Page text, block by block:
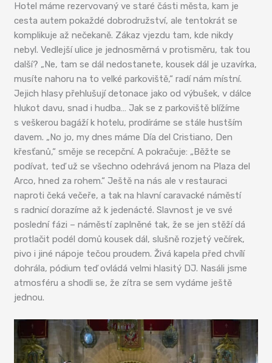
Hotel máme rezervovaný ve staré části města, kam je
cesta autem pokaždé dobrodružství, ale tentokrát se
komplikuje až nečekaně. Zákaz vjezdu tam, kde nikdy
nebyl. Vedlejší ulice je jednosměrná v protisměru, tak tou
další? „Ne, tam se dál nedostanete, kousek dál je uzavírka,
musíte nahoru na to velké parkoviště,“ radí nám místní.
Jejich hlasy přehlušují detonace jako od výbušek, v dálce
hlukot davu, snad i hudba… Jak se z parkoviště blížíme
s veškerou bagáží k hotelu, prodíráme se stále hustším
davem. „No jo, my dnes máme Día del Cristiano, Den
křesťanů,“ směje se recepční. A pokračuje: „Běžte se
podívat, teď už se všechno odehrává jenom na Plaza del
Arco, hned za rohem.“ Ještě na nás ale v restauraci
naproti čeká večeře, a tak na hlavní caravacké náměstí
s radnicí dorazíme až k jedenácté. Slavnost je ve své
poslední fázi – náměstí zaplněné tak, že se jen stěží dá
protlačit podél domů kousek dál, slušně rozjetý večírek,
pivo i jiné nápoje tečou proudem. Živá kapela před chvílí
dohrála, pódium teď ovládá velmi hlasitý DJ. Nasáli jsme
atmosféru a shodli se, že zítra se sem vydáme ještě
jednou.